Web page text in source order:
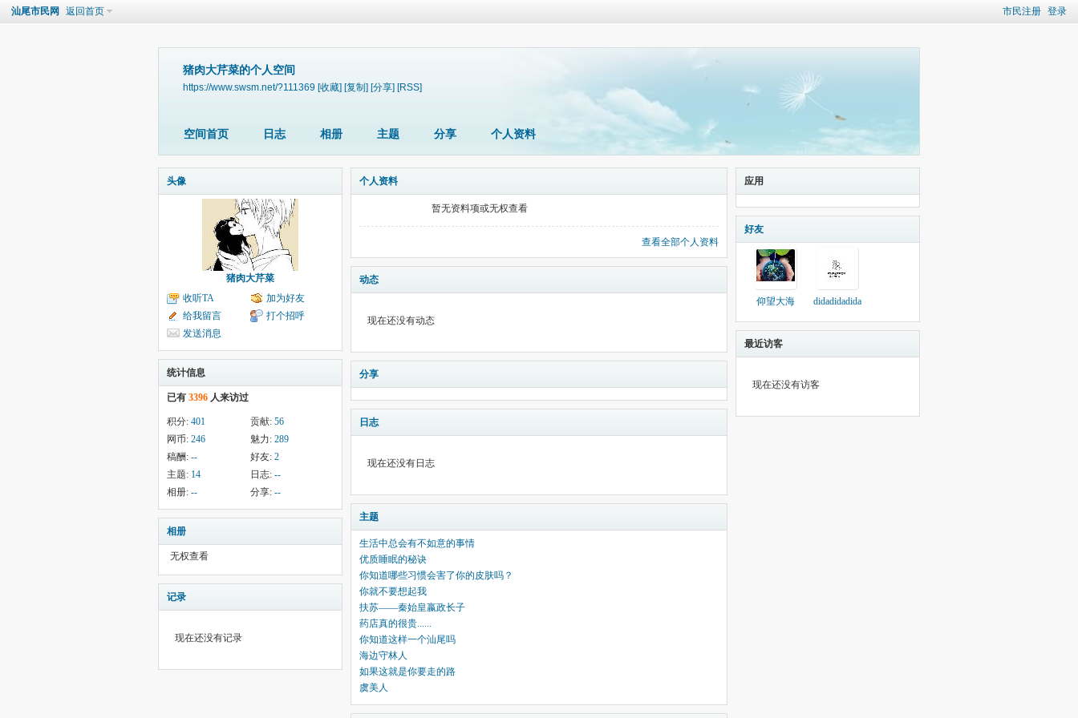
市民注册 登录
汕尾市民网 返回首页
猪肉大芹菜的个人空间
https://www.swsm.net/?111369 [收藏] [复制] [分享] [RSS]
空间首页 日志 相册 主题 分享 个人资料
头像
猪肉大芹菜
收听TA
加为好友
给我留言
打个招呼
发送消息
统计信息
已有 3396 人来访过
积分: 401 贡献: 56
网币: 246 魅力: 289
稿酬: -- 好友: 2
主题: 14 日志: --
相册: -- 分享: --
相册
无权查看
记录
现在还没有记录
个人资料
暂无资料项或无权查看
查看全部个人资料
动态
现在还没有动态
分享
日志
现在还没有日志
主题
生活中总会有不如意的事情
优质睡眠的秘诀
你知道哪些习惯会害了你的皮肤吗？
你就不要想起我
扶苏——秦始皇嬴政长子
药店真的很贵......
你知道这样一个汕尾吗
海边守林人
如果这就是你要走的路
虞美人
应用
好友
仰望大海 didadidadida
最近访客
现在还没有访客